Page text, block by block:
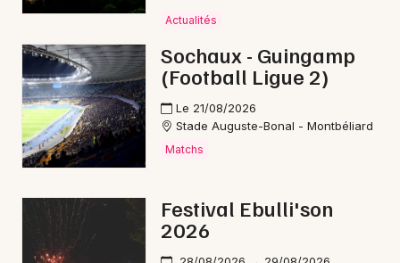
Actualités
Sochaux - Guingamp
(Football Ligue 2)
Le 21/08/2026
Stade Auguste-Bonal - Montbéliard
Matchs
Festival Ebulli'son
2026